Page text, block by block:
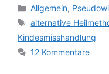
Kategorien
Allgemein,
Schlagwörter
alternative
Kindesmisshandlung
12 Kommentare